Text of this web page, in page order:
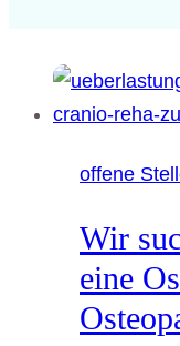
offene
Wir
eine